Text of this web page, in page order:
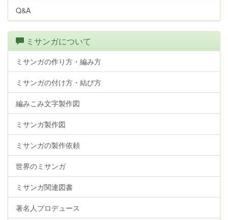
Q&A
ミサンガについて
ミサンガの作り方・編み方
ミサンガの付け方・結び方
編みこみ文字製作図
ミサンガ製作図
ミサンガの製作依頼
世界のミサンガ
ミサンガ関連図書
著名人プロデュース